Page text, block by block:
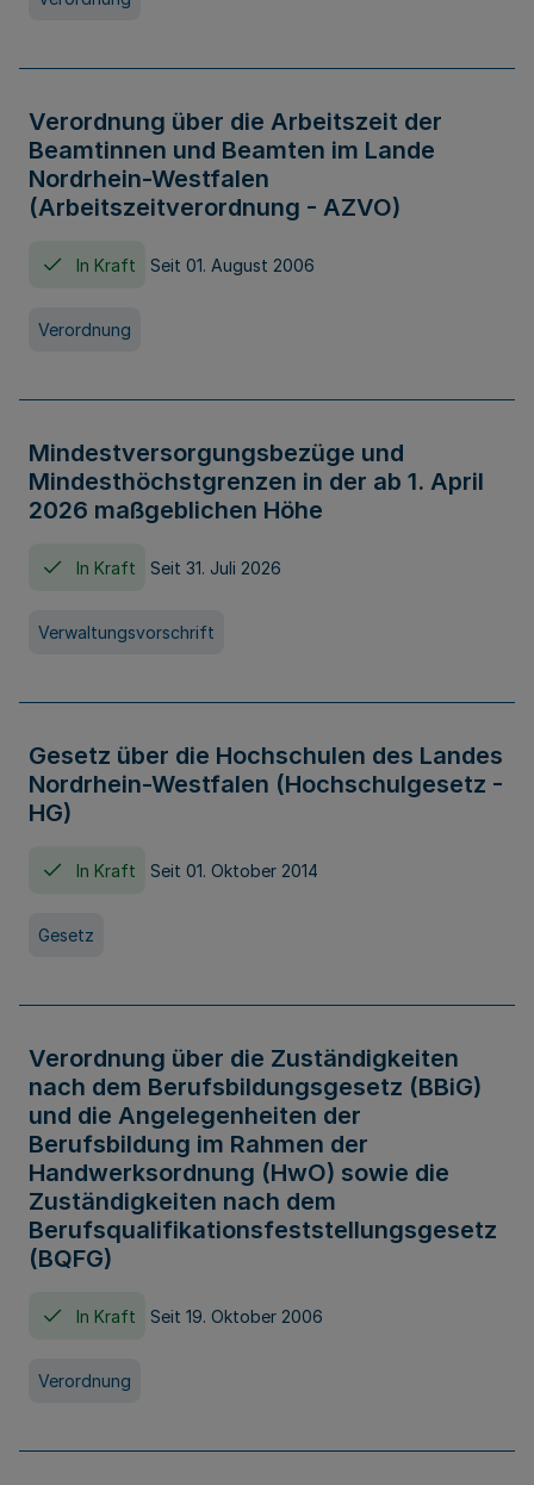
Verordnung über die Arbeitszeit der
Beamtinnen und Beamten im Lande
Nordrhein-Westfalen
(Arbeitszeitverordnung - AZVO)
In Kraft Seit 01. August 2006
Verordnung
Mindestversorgungsbezüge und
Mindesthöchstgrenzen in der ab 1. April
2026 maßgeblichen Höhe
In Kraft Seit 31. Juli 2026
Verwaltungsvorschrift
Gesetz über die Hochschulen des Landes
Nordrhein-Westfalen (Hochschulgesetz -
HG)
In Kraft Seit 01. Oktober 2014
Gesetz
Verordnung über die Zuständigkeiten
nach dem Berufsbildungsgesetz (BBiG)
und die Angelegenheiten der
Berufsbildung im Rahmen der
Handwerksordnung (HwO) sowie die
Zuständigkeiten nach dem
Berufsqualifikationsfeststellungsgesetz
(BQFG)
In Kraft Seit 19. Oktober 2006
Verordnung